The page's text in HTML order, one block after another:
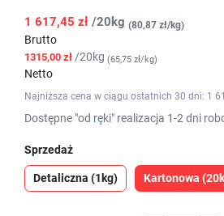
1 617,45 zł /20kg (80,87 zł/kg)
Brutto
1315,00 zł /20kg (65,75 zł/kg)
Netto
Najniższa cena w ciągu ostatnich 30 dni: 1
Dostępne "od ręki" realizacja 1-2 dni
Sprzedaż
Detaliczna (1kg) Kartonowa